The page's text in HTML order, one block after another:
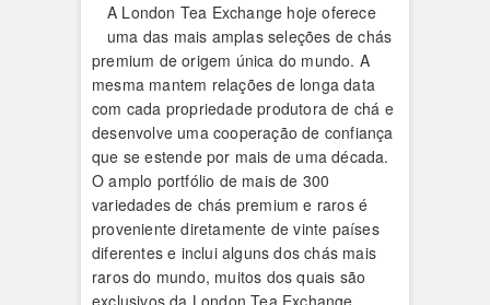
A London Tea Exchange hoje oferece
uma das mais amplas seleções de chás
premium de origem única do mundo. A
mesma mantem relações de longa data
com cada propriedade produtora de chá e
desenvolve uma cooperação de confiança
que se estende por mais de uma década.
O amplo portfólio de mais de 300
variedades de chás premium e raros é
proveniente diretamente de vinte países
diferentes e inclui alguns dos chás mais
raros do mundo, muitos dos quais são
exclusivos da London Tea Exchange.